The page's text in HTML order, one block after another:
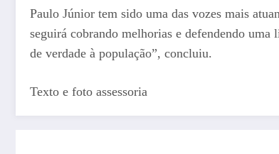
Paulo Júnior tem sido uma das vozes mais
seguirá cobrando melhorias e defendendo
de verdade à população”, concluiu.
Texto e foto assessoria